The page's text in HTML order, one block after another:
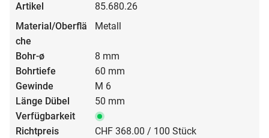
85.680.26
Metall
8 mm
60 mm
M 6
50 mm
CHF 368.00 / 100 Stück